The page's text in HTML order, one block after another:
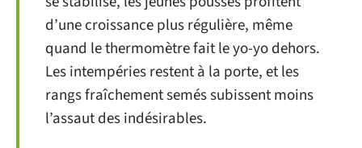
d’une croissance plus régulière, même
quand le thermomètre fait le yo-yo dehors.
Les intempéries restent à la porte, et les
rangs fraîchement semés subissent moins
l’assaut des indésirables.